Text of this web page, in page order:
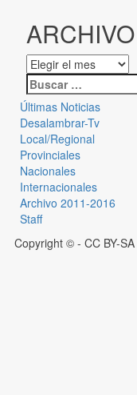
ARCHIVO
Últimas Noticias
Desalambrar-Tv
Local/Regional
Provinciales
Nacionales
Internacionales
Archivo 2011-2016
Staff
Copyright © - CC BY-SA